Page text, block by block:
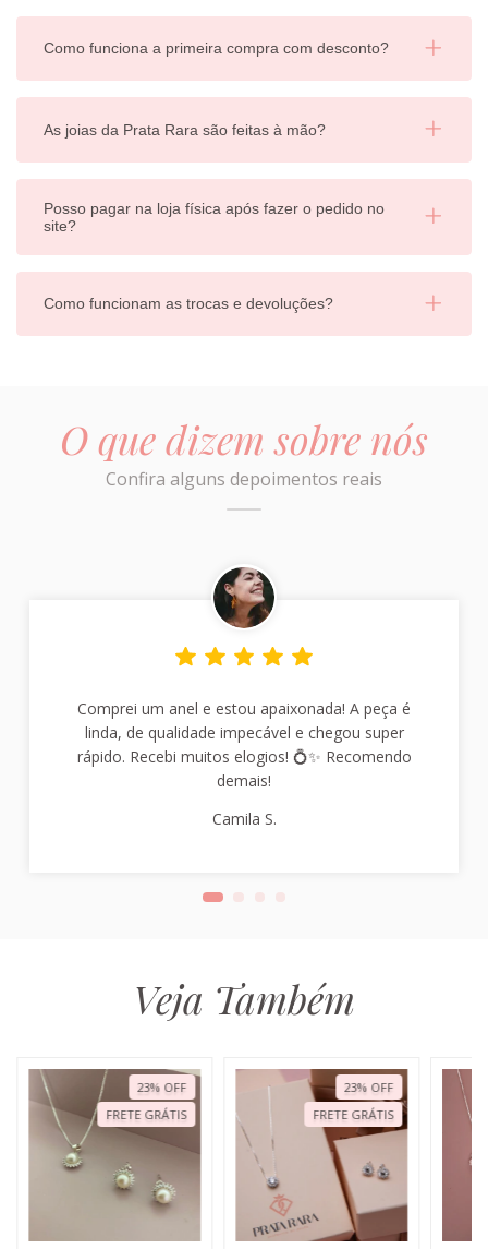
Como funciona a primeira compra com desconto?
As joias da Prata Rara são feitas à mão?
Posso pagar na loja física após fazer o pedido no
site?
Como funcionam as trocas e devoluções?
O que dizem sobre nós
Confira alguns depoimentos reais
Comprei um anel e estou apaixonada! A peça é
linda, de qualidade impecável e chegou super
rápido. Recebi muitos elogios! 💍✨ Recomendo
demais!
Camila S.
Veja Também
23% OFF
FRETE GRÁTIS
23% OFF
FRETE GRÁTIS